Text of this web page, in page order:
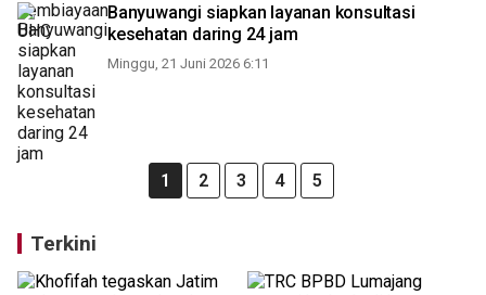
Banyuwangi siapkan layanan konsultasi
kesehatan daring 24 jam
Minggu, 21 Juni 2026 6:11
1 2 3 4 5
Terkini